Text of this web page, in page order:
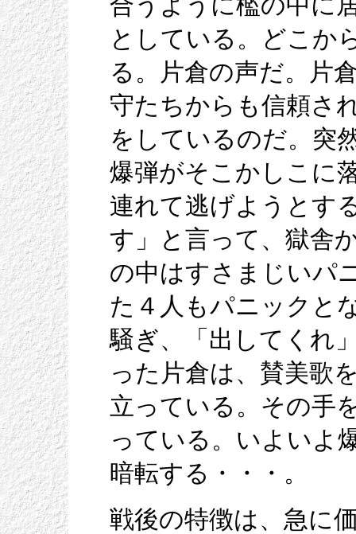
としている。どこか
る。片倉の声だ。片
守たちからも信頼さ
をしているのだ。突
爆弾がそこかしこに
連れて逃げようとす
す」と言って、獄舎
の中はすさまじいパ
た４人もパニックと
騒ぎ、「出してくれ
った片倉は、賛美歌
立っている。その手
っている。いよいよ
暗転する・・・。
戦後の特徴は、急に